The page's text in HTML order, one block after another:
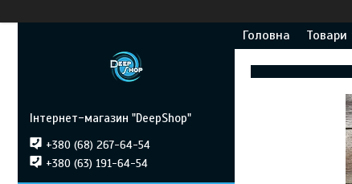
Головна Товари
Інтернет-магазин "DeepShop"
+380 (68) 267-64-54
+380 (63) 191-64-54